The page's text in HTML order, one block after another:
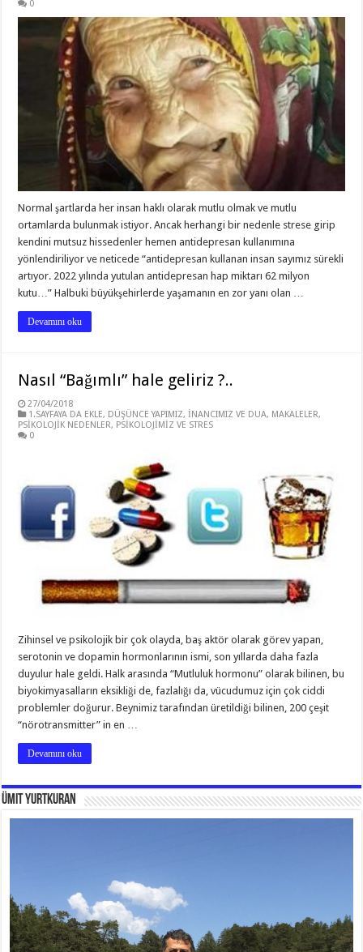
0
Normal şartlarda her insan haklı olarak mutlu olmak ve mutlu
ortamlarda bulunmak istiyor. Ancak herhangi bir nedenle strese girip
kendini mutsuz hissedenler hemen antidepresan kullanımına
yönlendiriliyor ve neticede “antidepresan kullanan insan sayımız sürekli
artıyor. 2022 yılında yutulan antidepresan hap miktarı 62 milyon
kutu…” Halbuki büyükşehirlerde yaşamanın en zor yanı olan …
Devamını oku
Nasıl “Bağımlı” hale geliriz ?..
27/04/2018
1.SAYFAYA DA EKLE, DÜŞÜNCE YAPIMIZ,İNANCIMIZ VE DUA, MAKALELER,
PSİKOLOJİK NEDENLER, PSİKOLOJİMİZ VE STRES
0
Zihinsel ve psikolojik bir çok olayda, baş aktör olarak görev yapan,
serotonin ve dopamin hormonlarının ismi, son yıllarda daha fazla
duyulur hale geldi. Halk arasında “Mutluluk hormonu” olarak bilinen, bu
biyokimyasalların eksikliği de, fazlalığı da, vücudumuz için çok ciddi
problemler doğurur. Beynimiz tarafından üretildiği bilinen, 200 çeşit
“nörotransmitter” in en …
Devamını oku
Ümit Yurtkuran